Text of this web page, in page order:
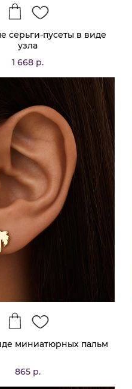
серьги-пусеты в виде
узла
1 668 р.
миниатюрных пальм
865 р.